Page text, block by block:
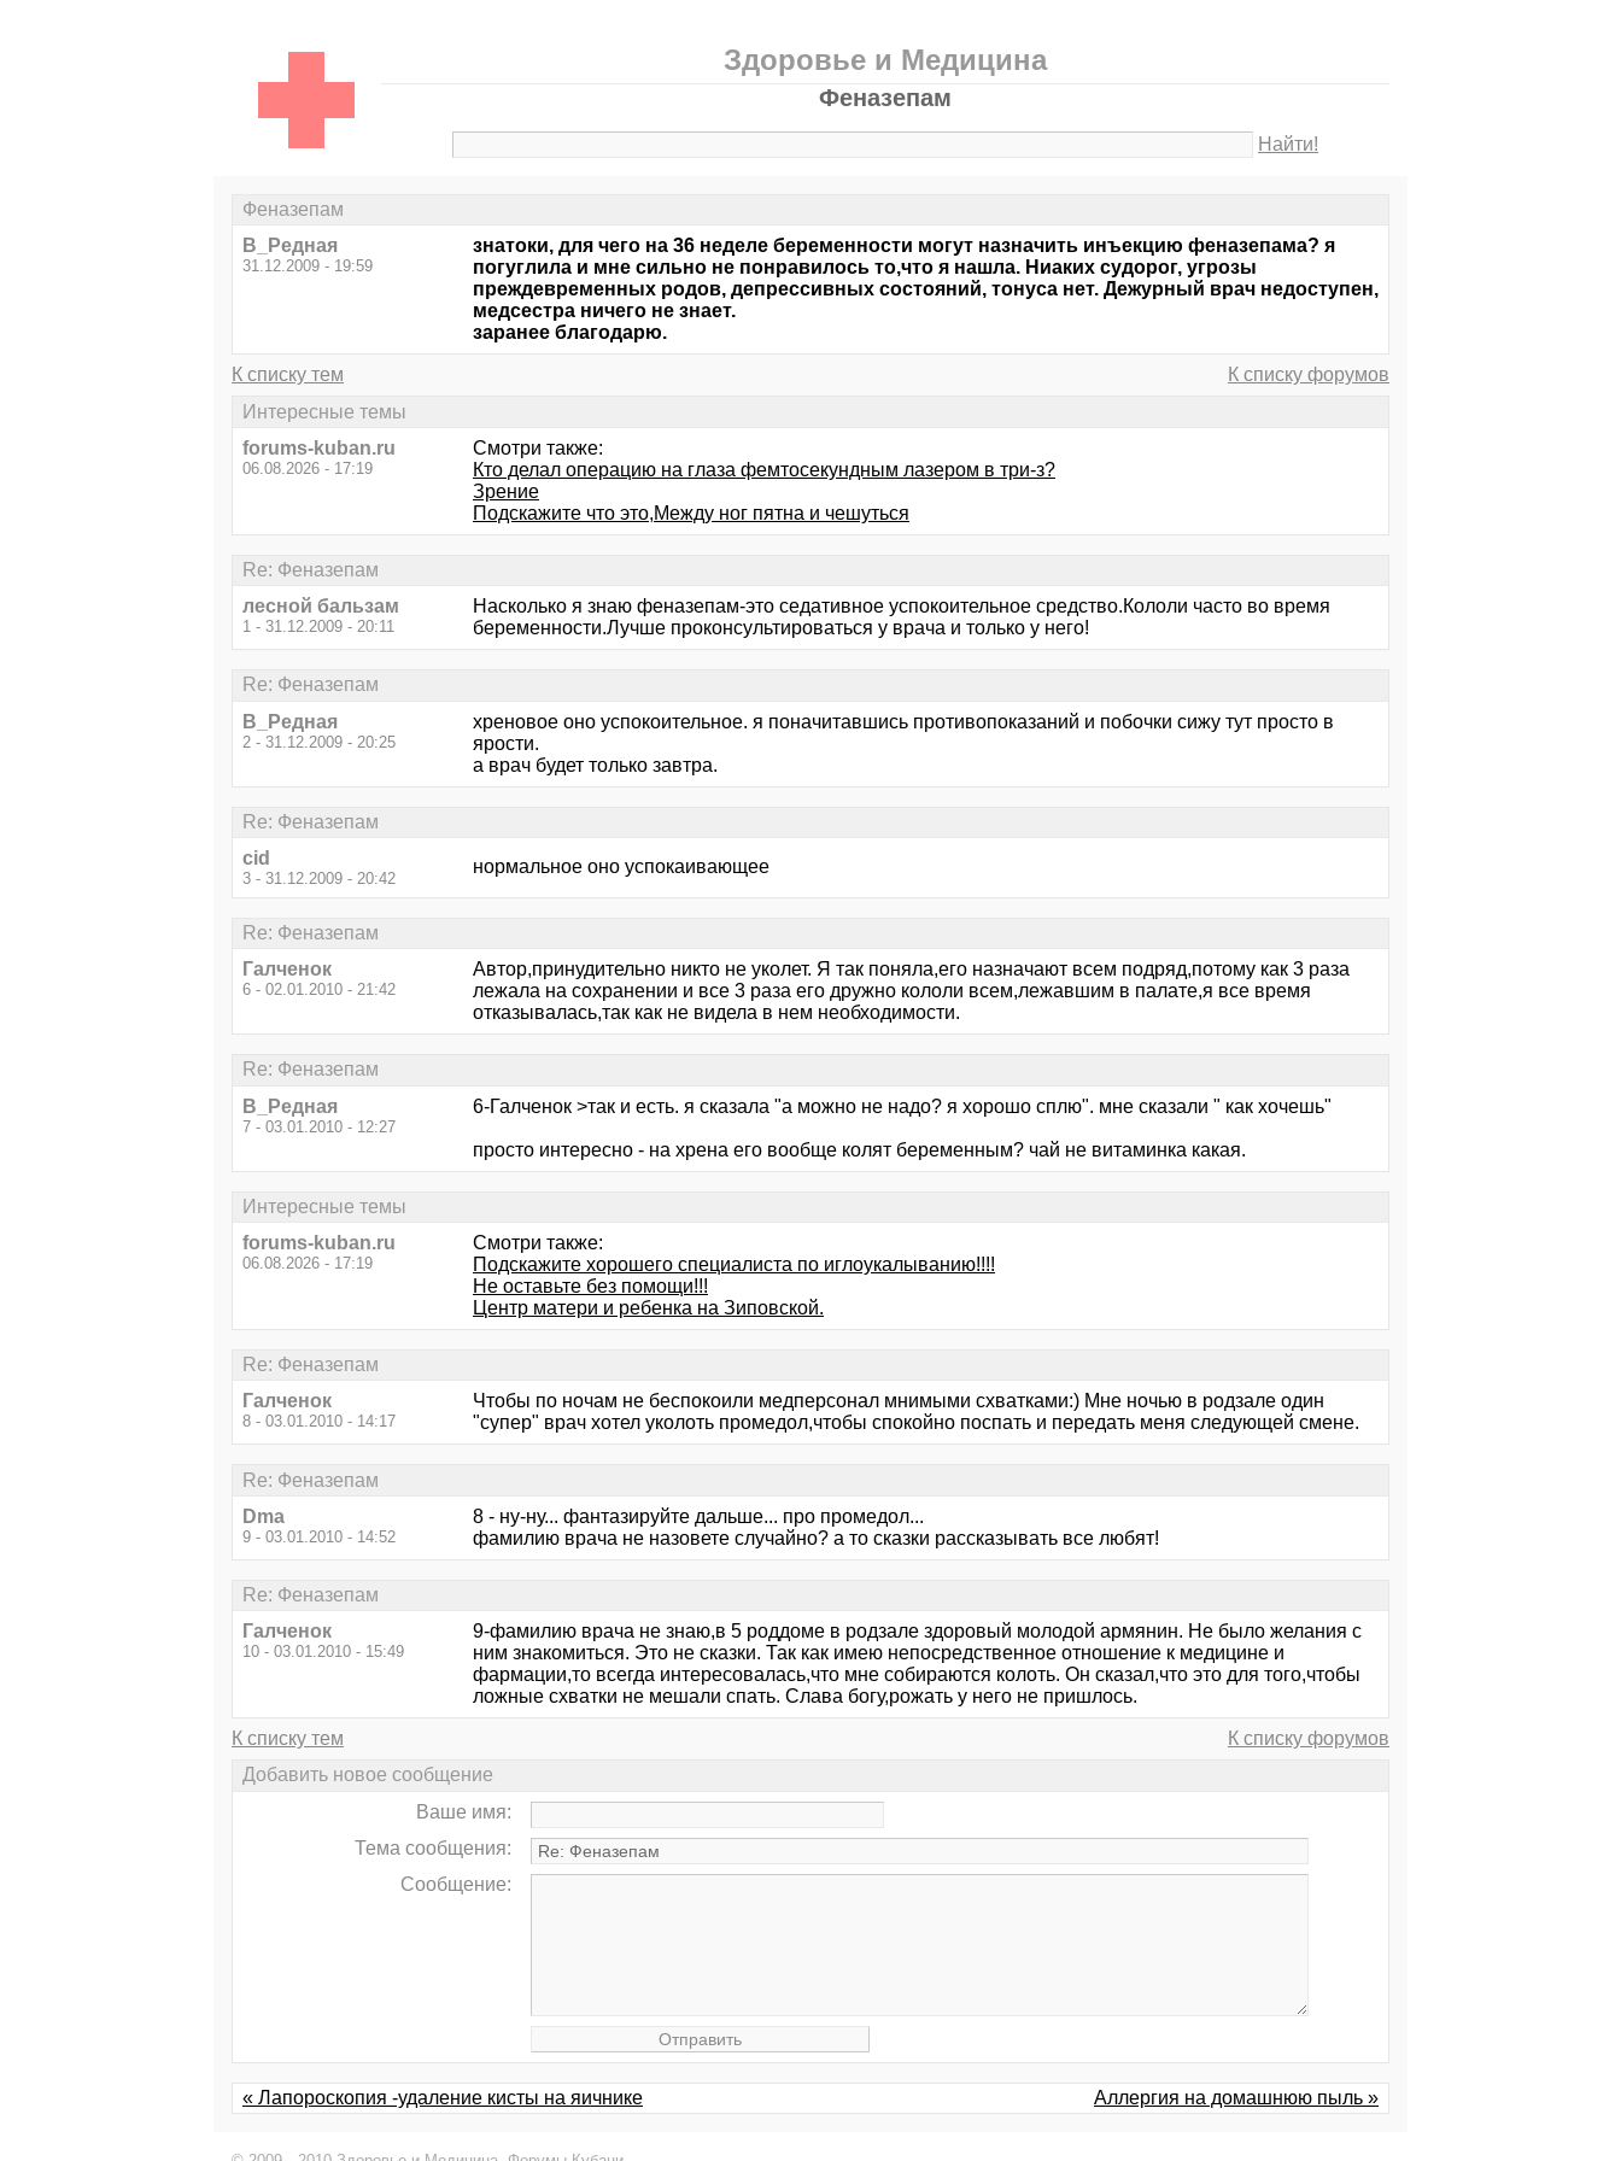
Здоровье и Медицина
Феназепам
Найти!
Феназепам
В_Редная
31.12.2009 - 19:59
знатоки, для чего на 36 неделе беременности могут назначить инъекцию феназепама? я
погуглила и мне сильно не понравилось то,что я нашла. Ниаких судорог, угрозы
преждевременных родов, депрессивных состояний, тонуса нет. Дежурный врач недоступен,
медсестра ничего не знает.
заранее благодарю.
К списку тем
К списку форумов
Интересные темы
forums-kuban.ru
06.08.2026 - 17:19
Смотри также:
Кто делал операцию на глаза фемтосекундным лазером в три-з?
Зрение
Подскажите что это,Между ног пятна и чешуться
Re: Феназепам
лесной бальзам
1 - 31.12.2009 - 20:11
Насколько я знаю феназепам-это седативное успокоительное средство.Кололи часто во время
беременности.Лучше проконсультироваться у врача и только у него!
Re: Феназепам
В_Редная
2 - 31.12.2009 - 20:25
хреновое оно успокоительное. я поначитавшись противопоказаний и побочки сижу тут просто в
ярости.
а врач будет только завтра.
Re: Феназепам
cid
3 - 31.12.2009 - 20:42
нормальное оно успокаивающее
Re: Феназепам
Галченок
6 - 02.01.2010 - 21:42
Автор,принудительно никто не уколет. Я так поняла,его назначают всем подряд,потому как 3 раза
лежала на сохранении и все 3 раза его дружно кололи всем,лежавшим в палате,я все время
отказывалась,так как не видела в нем необходимости.
Re: Феназепам
В_Редная
7 - 03.01.2010 - 12:27
6-Галченок >так и есть. я сказала "а можно не надо? я хорошо сплю". мне сказали " как хочешь"
просто интересно - на хрена его вообще колят беременным? чай не витаминка какая.
Интересные темы
forums-kuban.ru
06.08.2026 - 17:19
Смотри также:
Подскажите хорошего специалиста по иглоукалыванию!!!!
Не оставьте без помощи!!!
Центр матери и ребенка на Зиповской.
Re: Феназепам
Галченок
8 - 03.01.2010 - 14:17
Чтобы по ночам не беспокоили медперсонал мнимыми схватками:) Мне ночью в родзале один
"супер" врач хотел уколоть промедол,чтобы спокойно поспать и передать меня следующей смене.
Re: Феназепам
Dma
9 - 03.01.2010 - 14:52
8 - ну-ну... фантазируйте дальше... про промедол...
фамилию врача не назовете случайно? а то сказки рассказывать все любят!
Re: Феназепам
Галченок
10 - 03.01.2010 - 15:49
9-фамилию врача не знаю,в 5 роддоме в родзале здоровый молодой армянин. Не было желания с
ним знакомиться. Это не сказки. Так как имею непосредственное отношение к медицине и
фармации,то всегда интересовалась,что мне собираются колоть. Он сказал,что это для того,чтобы
ложные схватки не мешали спать. Слава богу,рожать у него не пришлось.
К списку тем
К списку форумов
Добавить новое сообщение
Ваше имя:
Тема сообщения:
Сообщение:
« Лапороскопия -удаление кисты на яичнике Аллергия на домашнюю пыль »